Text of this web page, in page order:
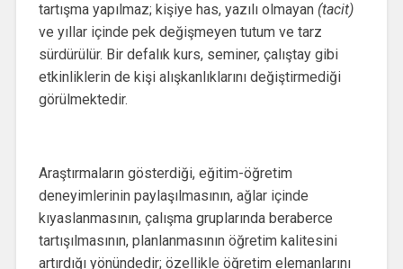
tartışma yapılmaz; kişiye has, yazılı olmayan (tacit)
ve yıllar içinde pek değişmeyen tutum ve tarz
sürdürülür. Bir defalık kurs, seminer, çalıştay gibi
etkinliklerin de kişi alışkanlıklarını değiştirmediği
görülmektedir.
Araştırmaların gösterdiği, eğitim-öğretim
deneyimlerinin paylaşılmasının, ağlar içinde
kıyaslanmasının, çalışma gruplarında beraberce
tartışılmasının, planlanmasının öğretim kalitesini
artırdığı yönündedir; özellikle öğretim elemanlarını